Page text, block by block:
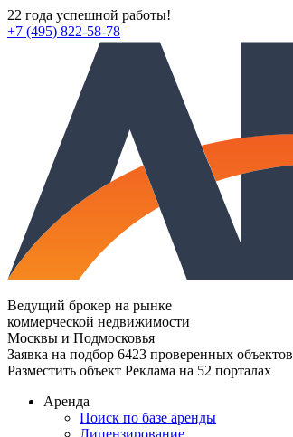
22 года успешной работы!
+7 (495) 822-58-78
Ведущий брокер на рынке
коммерческой недвижимости
Москвы и Подмосковья
Заявка на подбор 6423 проверенных объектов
Разместить объект Реклама на 52 порталах
Аренда
Поиск по базе аренды